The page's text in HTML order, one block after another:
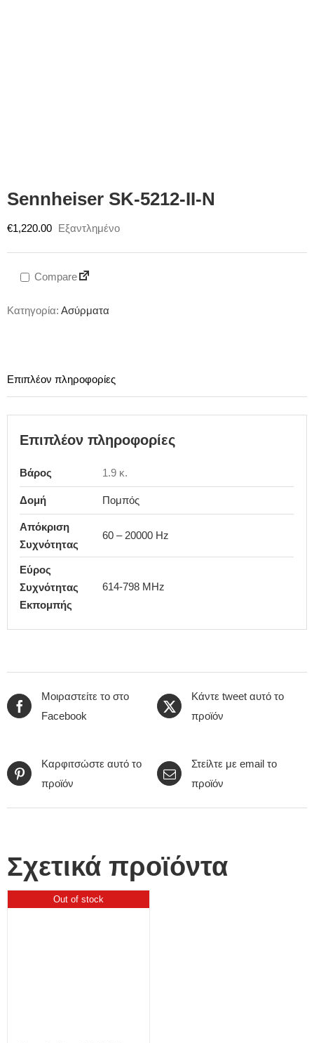
Sennheiser SK-5212-II-N
€1,220.00 Εξαντλημένο
Compare
Κατηγορία: Ασύρματα
Επιπλέον πληροφορίες
Επιπλέον πληροφορίες
Βάρος 1.9 κ.
Δομή Πομπός
Απόκριση
Συχνότητας
60 – 20000 Hz
Εύρος
Συχνότητας
Εκπομπής
614-798 MHz
Μοιραστείτε το στο
Facebook
Κάντε tweet αυτό το
προϊόν
Καρφιτσώστε αυτό το
προϊόν
Στείλτε με email το
προϊόν
Σχετικά προϊόντα
Out of stock